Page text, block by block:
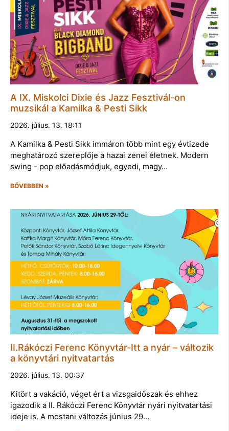
A IX. Miskolci Dixie és Jazz Fesztivál-on
muzsikál a Kamilka & Pesti Sikk
2026. július. 13. 18:11
A Kamilka & Pesti Sikk immáron több mint egy évtizede
meghatározó szereplője a hazai zenei életnek. Modern
swing - pop előadásmódjuk, egyedi, magy…
BŐVEBBEN »
II.Rákóczi Ferenc Könyvtár-Itt a nyár – változik
a könyvtári nyitvatartás
2026. július. 13. 00:37
Kitört a vakáció, véget ért a vizsgaidőszak és ehhez
igazodik a II. Rákóczi Ferenc Könyvtár nyári nyitvatartási
ideje is. A mostani változás június 29…